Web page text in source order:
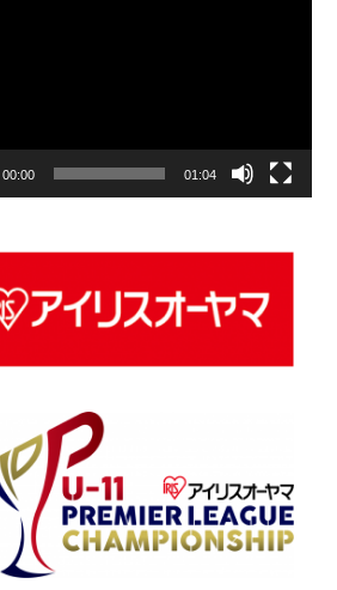
00:00 01:04